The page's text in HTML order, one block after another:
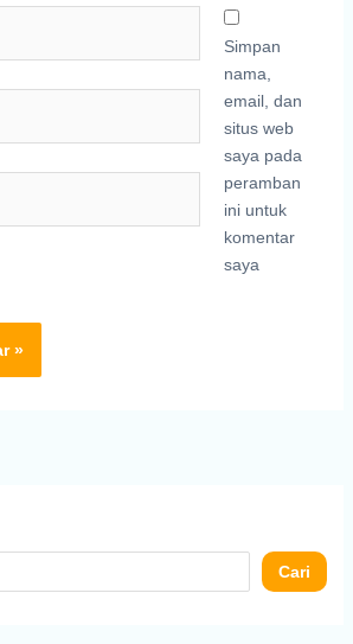
Simpan
nama,
email, dan
situs web
saya pada
peramban
ini untuk
komentar
saya
Cari